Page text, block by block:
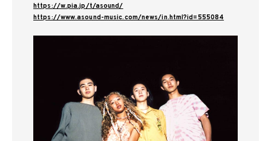
https://w.pia.jp/t/asound/
https://www.asound-music.com/news/in.html?id=555084